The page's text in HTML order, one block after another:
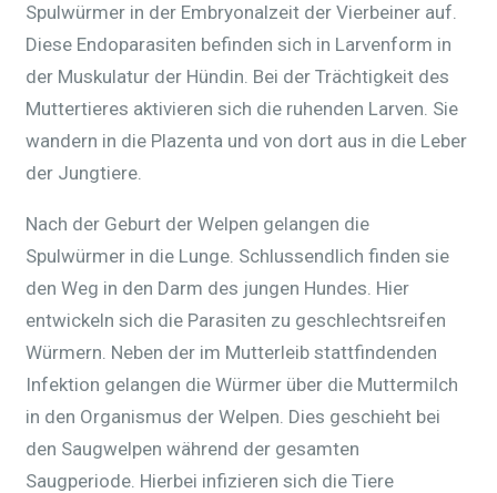
Spulwürmer in der Embryonalzeit der Vierbeiner auf.
Diese Endoparasiten befinden sich in Larvenform in
der Muskulatur der Hündin. Bei der Trächtigkeit des
Muttertieres aktivieren sich die ruhenden Larven. Sie
wandern in die Plazenta und von dort aus in die Leber
der Jungtiere.
Nach der Geburt der Welpen gelangen die
Spulwürmer in die Lunge. Schlussendlich finden sie
den Weg in den Darm des jungen Hundes. Hier
entwickeln sich die Parasiten zu geschlechtsreifen
Würmern. Neben der im Mutterleib stattfindenden
Infektion gelangen die Würmer über die Muttermilch
in den Organismus der Welpen. Dies geschieht bei
den Saugwelpen während der gesamten
Saugperiode. Hierbei infizieren sich die Tiere